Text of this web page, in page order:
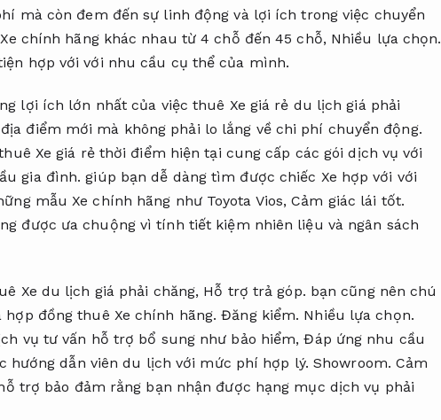
mà còn đem đến sự linh động và lợi ích trong việc chuyển
chính hãng khác nhau từ 4 chỗ đến 45 chỗ, Nhiều lựa chọn.
hợp với với nhu cầu cụ thể của mình.
lợi ích lớn nhất của việc thuê Xe giá rẻ du lịch giá phải
điểm mới mà không phải lo lắng về chi phí chuyển động.
Xe giá rẻ thời điểm hiện tại cung cấp các gói dịch vụ với
gia đình. giúp bạn dễ dàng tìm được chiếc Xe hợp với với
mẫu Xe chính hãng như Toyota Vios,Cảm giác lái tốt.
được ưa chuộng vì tính tiết kiệm nhiên liệu và ngân sách
Xe du lịch giá phải chăng, Hỗ trợ trả góp. bạn cũng nên chú
hợp đồng thuê Xe chính hãng.Đăng kiểm. Nhiều lựa chọn.
vụ tư vấn hỗ trợ bổ sung như bảo hiểm,Đáp ứng nhu cầu
hướng dẫn viên du lịch với mức phí hợp lý.Showroom. Cảm
trợ bảo đảm rằng bạn nhận được hạng mục dịch vụ phải